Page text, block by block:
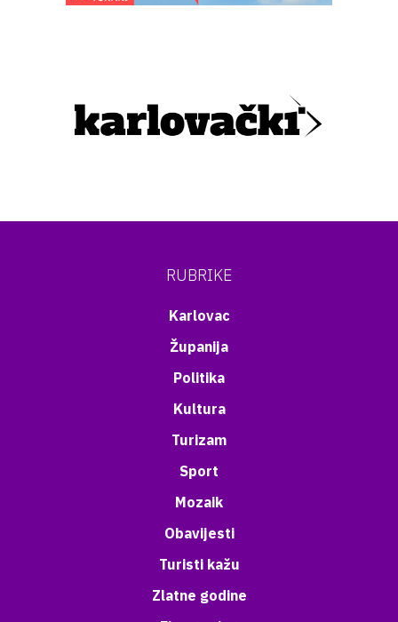
RUBRIKE
Karlovac
Županija
Politika
Kultura
Turizam
Sport
Mozaik
Obavijesti
Turisti kažu
Zlatne godine